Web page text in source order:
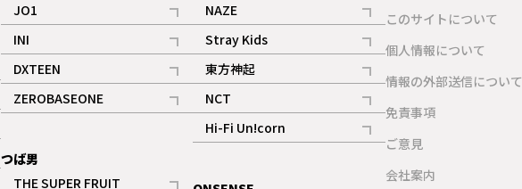
JO1
記事
ギャラリー
INI
記事
ギャラリー
DXTEEN
記事
ギャラリー
ZEROBASEONE
記事
つば男
THE SUPER FRUIT
NAZE
記事
Stray Kids
記事
東方神起
記事
NCT
記事
Hi-Fi Un!corn
記事
このサイトについて
個人情報について
情報の外部送信について
免責事項
ご意見
会社案内